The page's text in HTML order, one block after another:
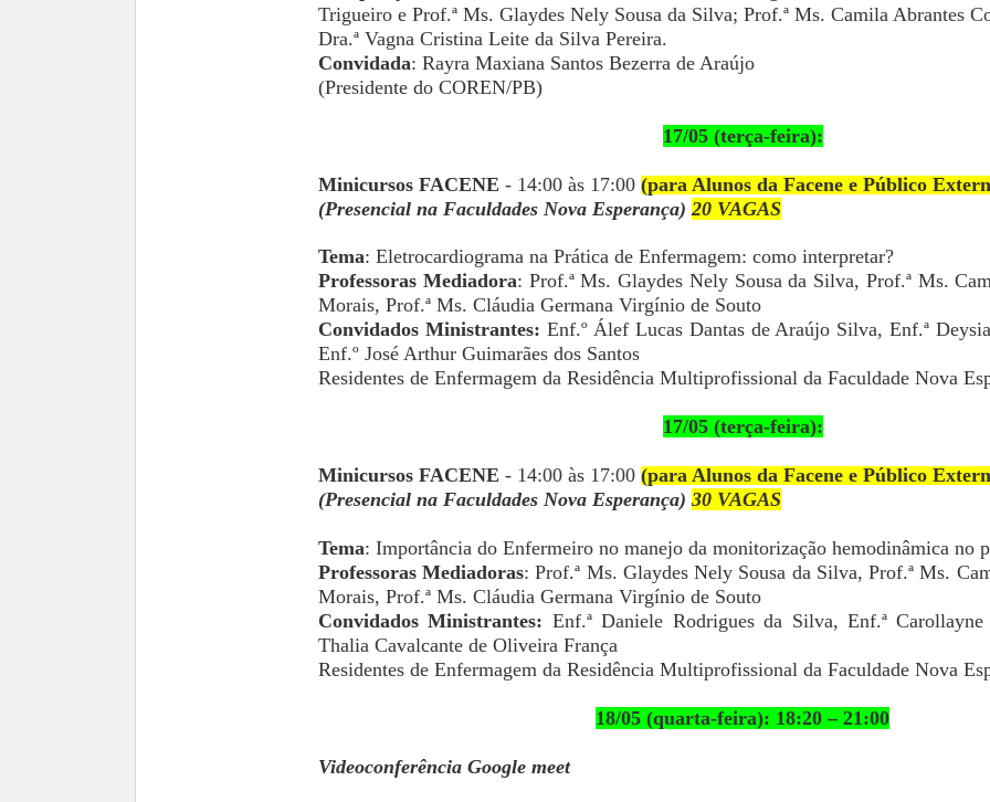
Trigueiro e Prof.ª Ms. Glaydes Nely Sousa da Silva; Prof.ª Ms. Camila Abrantes
Dra.ª Vagna Cristina Leite da Silva Pereira.
Convidada: Rayra Maxiana Santos Bezerra de Araújo
(Presidente do COREN/PB)
17/05 (terça-feira):
Minicursos FACENE - 14:00 às 17:00 (para Alunos da Facene e Público
(Presencial na Faculdades Nova Esperança) 20 VAGAS
Tema: Eletrocardiograma na Prática de Enfermagem: como interpretar?
Professoras Mediadora: Prof.ª Ms. Glaydes Nely Sousa da Silva, Prof.ª Ms.
Morais, Prof.ª Ms. Cláudia Germana Virgínio de Souto
Convidados Ministrantes: Enf.º Álef Lucas Dantas de Araújo Silva, Enf.ª
Enf.º José Arthur Guimarães dos Santos
Residentes de Enfermagem da Residência Multiprofissional da Faculdade Nova
17/05 (terça-feira):
Minicursos FACENE - 14:00 às 17:00 (para Alunos da Facene e Público
(Presencial na Faculdades Nova Esperança) 30 VAGAS
Tema: Importância do Enfermeiro no manejo da monitorização hemodinâmica no
Professoras Mediadoras: Prof.ª Ms. Glaydes Nely Sousa da Silva, Prof.ª Ms.
Morais, Prof.ª Ms. Cláudia Germana Virgínio de Souto
Convidados Ministrantes: Enf.ª Daniele Rodrigues da Silva, Enf.ª
Thalia Cavalcante de Oliveira França
Residentes de Enfermagem da Residência Multiprofissional da Faculdade Nova
18/05 (quarta-feira): 18:20 – 21:00
Videoconferência Google meet